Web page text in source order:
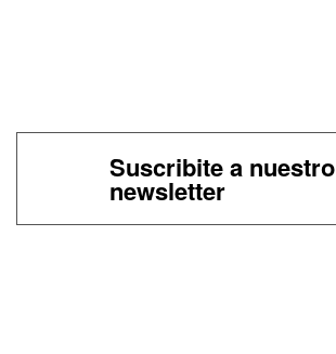
Suscribite a nuestro
newsletter